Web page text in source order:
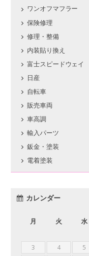
ワンオフマフラー
保険修理
修理・整備
内装貼り換え
富士スピードウェイ
日産
自転車
販売車両
車高調
輸入パーツ
鈑金・塗装
電着塗装
カレンダー
月
火 水
3
4 5